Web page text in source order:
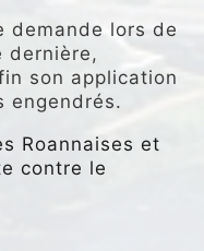
demande lors de
dernière,
son application
engendrés.
Roannaises et
contre le